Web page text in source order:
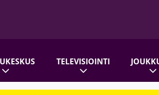
TELEVISIOINTI